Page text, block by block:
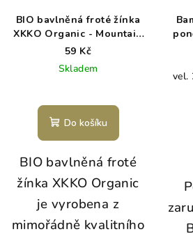
BIO bavlněná froté žínka
XKKO Organic - Mountain
Spring
59 Kč
Skladem
Do košíku
BIO bavlněná froté
žínka XKKO Organic
je vyrobena z
mimořádně kvalitního
vel.